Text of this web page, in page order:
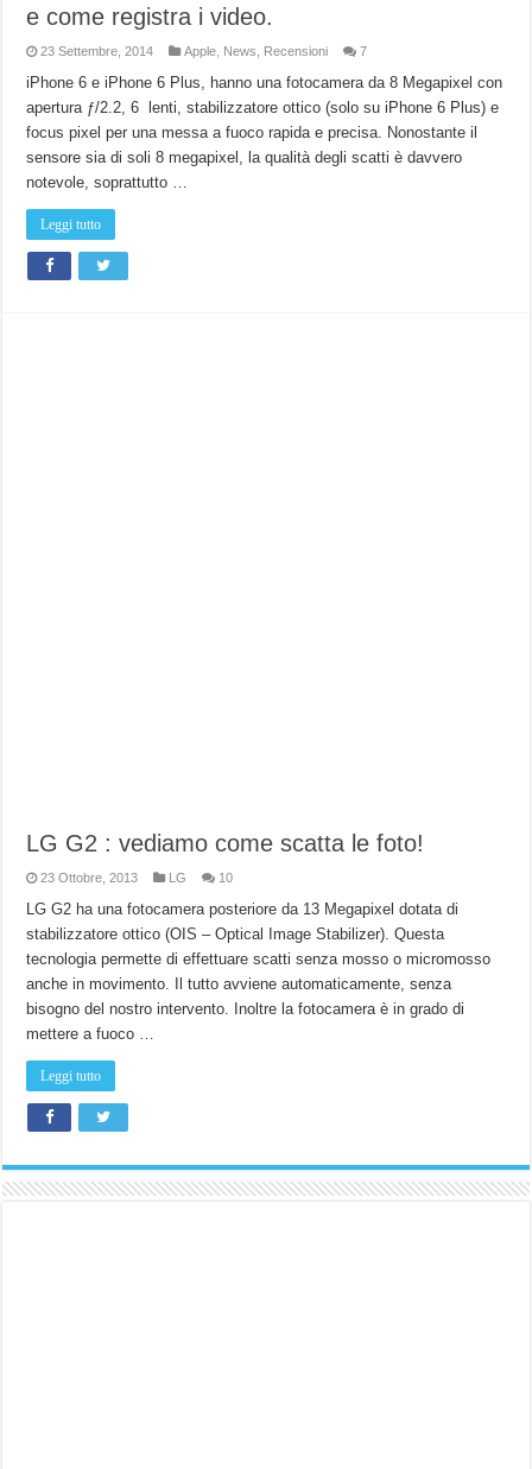
e come registra i video.
23 Settembre, 2014 Apple News Recensioni 7
iPhone 6 e iPhone 6 Plus, hanno una fotocamera da 8 Megapixel con
apertura ƒ/2.2, 6 lenti, stabilizzatore ottico (solo su iPhone 6 Plus) e
focus pixel per una messa a fuoco rapida e precisa. Nonostante il
sensore sia di soli 8 megapixel, la qualità degli scatti è davvero
notevole, soprattutto …
Leggi tutto
LG G2 : vediamo come scatta le foto!
23 Ottobre, 2013 LG 10
LG G2 ha una fotocamera posteriore da 13 Megapixel dotata di
stabilizzatore ottico (OIS – Optical Image Stabilizer). Questa
tecnologia permette di effettuare scatti senza mosso o micromosso
anche in movimento. Il tutto avviene automaticamente, senza
bisogno del nostro intervento. Inoltre la fotocamera è in grado di
mettere a fuoco …
Leggi tutto